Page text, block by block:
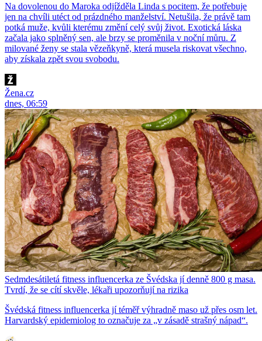
Na dovolenou do Maroka odjížděla Linda s pocitem, že potřebuje
jen na chvíli utéct od prázdného manželství. Netušila, že právě tam
potká muže, kvůli kterému změní celý svůj život. Exotická láska
začala jako splněný sen, ale brzy se proměnila v noční můru. Z
milované ženy se stala vězeňkyně, která musela riskovat všechno,
aby získala zpět svou svobodu.
Žena.cz
dnes, 06:59
Sedmdesátiletá fitness influencerka ze Švédska jí denně 800 g masa.
Tvrdí, že se cítí skvěle, lékaři upozorňují na rizika
Švédská fitness influencerka jí téměř výhradně maso už přes osm let.
Harvardský epidemiolog to označuje za „v zásadě strašný nápad“.